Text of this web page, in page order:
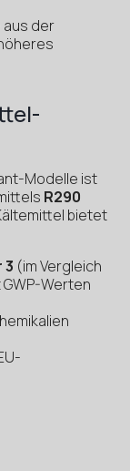
aus der
Modelle ist
R290
bietet
3 (im Vergleich
Werten